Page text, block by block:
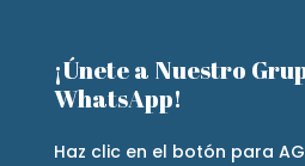
¡Únete a Nuestro
WhatsApp!
Haz clic en el botón para